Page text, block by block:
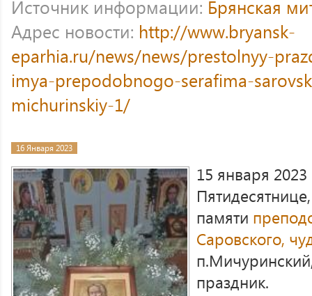
Источник информации: Брянская
Адрес новости: http://www.bryansk-
eparhia.ru/news/news/prestolnyy-
imya-prepodobnogo-serafima-
michurinskiy-1/
16 Января 2023
15 января
памяти
Саровского,
праздник.